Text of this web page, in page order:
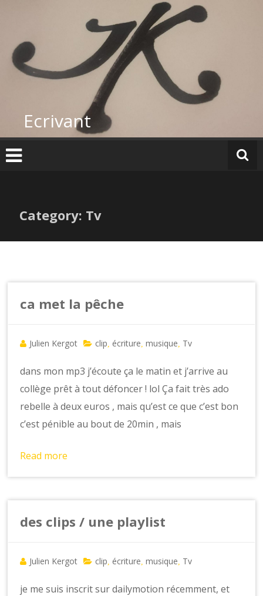
Ecrivant
Category: Tv
ca met la pêche
Julien Kergot clip écriture ,musique Tv
dans mon mp3 j’écoute ça le matin et j’arrive au
collège prêt à tout défoncer ! lol Ça fait très ado
rebelle à deux euros , mais qu’est ce que c’est bon
c’est pénible au bout de 20min , mais
Read more
des clips / une playlist
Julien Kergot clip écriture ,musique Tv
je me suis inscrit sur dailymotion récemment, et